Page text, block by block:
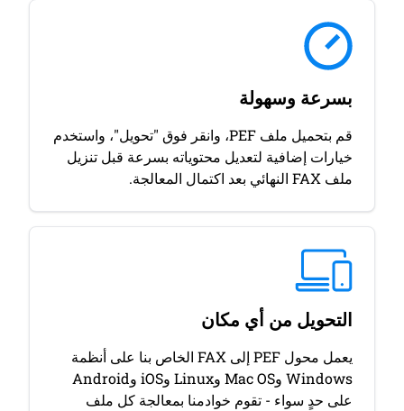
بسرعة وسهولة
قم بتحميل ملف PEF، وانقر فوق "تحويل"، واستخدم
خيارات إضافية لتعديل محتوياته بسرعة قبل تنزيل
ملف FAX النهائي بعد اكتمال المعالجة.
التحويل من أي مكان
يعمل محول PEF إلى FAX الخاص بنا على أنظمة
Windows وMac OS وLinux وiOS وAndroid
على حدٍ سواء - تقوم خوادمنا بمعالجة كل ملف